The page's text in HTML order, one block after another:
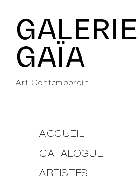
GALERIE
GAÏA
Art Contemporain
ACCUEIL
CATALOGUE
ARTISTES